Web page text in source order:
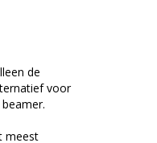
de
voor
meest